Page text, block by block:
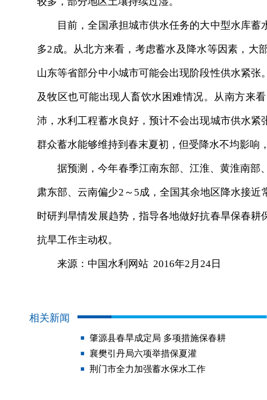
目前，全国承担城市供水任务的大中型水库蓄
多2成。从北方来看，考虑蓄水及降水等因素，大
山东等省部分中小城市可能会出现阶段性供水紧
及牧区也可能出现人畜饮水困难情况。从南方来
沛，水利工程蓄水良好，预计不会出现城市供水
群众蓄水能够维持到春末夏初，但受降水不均影
据预测，今年春季江南东部、江淮、黄淮南部
肃东部、云南偏少2～5成，全国其余地区降水接
时研判旱情发展趋势，指导各地做好抗春旱保春
抗旱工作主动权。
来源：中国水利网站 2016年2月24日
相关新闻
肇源县春旱成定局 多项措施保春耕
襄樊引丹局六项举措保夏灌
荆门市全力加强蓄水保水工作